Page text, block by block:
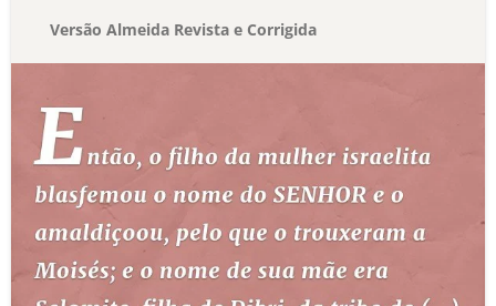
Versão Almeida Revista e Corrigida